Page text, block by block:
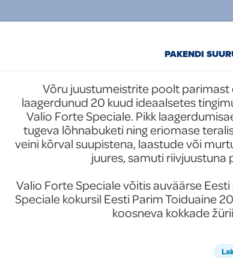
PAKENDI
Võru juustumeistrite poolt
laagerdunud 20 kuud ideaalsetes
Valio Forte Speciale. Pikk
tugeva lõhnabuketi ning eriomase
veini kõrval suupistena, laastude või
juures, samuti
Valio Forte Speciale võitis auväärse
Speciale kokursil Eesti Parim Toiduaine
koosneva kokkade